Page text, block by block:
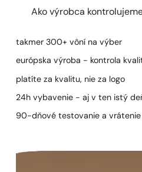
Ako výrobca
takmer 300+ vôní na výber
európska výroba - kontrola
platíte za kvalitu, nie za logo
24h vybavenie - aj v ten istý
90-dňové testovanie a